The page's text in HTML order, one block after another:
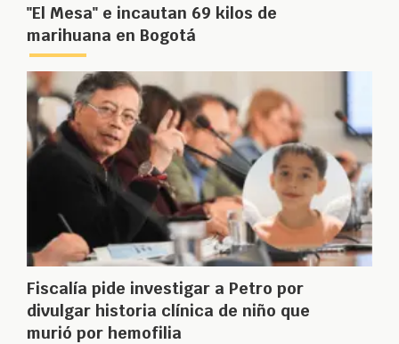
"El Mesa" e incautan 69 kilos de
marihuana en Bogotá
Fiscalía pide investigar a Petro por
divulgar historia clínica de niño que
murió por hemofilia